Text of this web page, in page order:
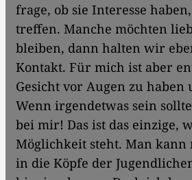
frage, ob sie Interesse
treffen. Manche möchten
bleiben, dann halten wir
Kontakt. Für mich ist aber
Gesicht vor Augen zu haben
Wenn irgendetwas sein
bei mir! Das ist das einzige,
Möglichkeit steht. Man
in die Köpfe der